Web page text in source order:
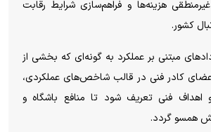
هزینه‌ها و فراهم‌سازی شرایط رقابت
کشور.
مبتنی بر عملکرد به گونه‌ای که بخشی از
اعضای کادر فنی در قالب شاخص‌های عملکردی،
اهداف فنی تعریف شود تا منافع باشگاه و
همسو گردد.